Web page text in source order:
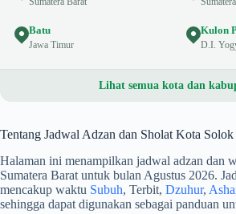
Batu
Jawa Timur
Kulon
D.I.
Lihat semua kota dan
Tentang Jadwal Adzan dan Sholat Kota Solok
Halaman ini menampilkan jadwal adzan dan
Sumatera Barat untuk bulan Agustus 2026.
mencakup waktu Subuh, Terbit, Dzuhur,
sehingga dapat digunakan sebagai panduan